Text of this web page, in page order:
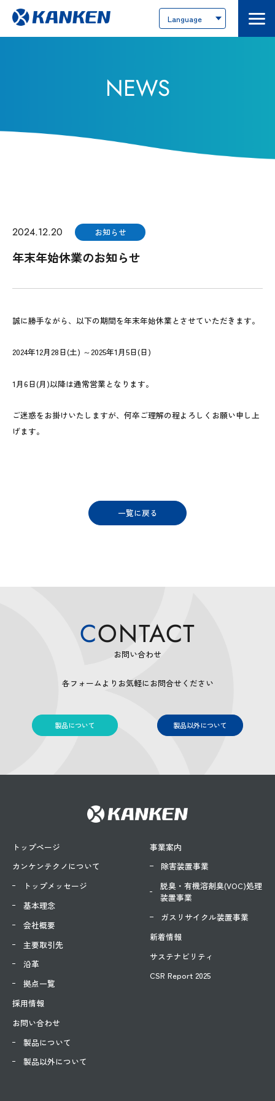
Language
カンケンテクノについて
会社概要
主要取引先
事業案内
除害装置事業
採用情報
製品以外について
Menu
NEWS
2024.12.20 お知らせ
年末年始休業のお知らせ
誠に勝手ながら、以下の期間を年末年始休業とさせていただきます。
2024年12月28日(土) ～2025年1月5日(日)
1月6日(月)以降は通常営業となります。
ご迷惑をお掛けいたしますが、何卒ご理解の程よろしくお願い申し上
げます。
一覧に戻る
CONTACT
お問い合わせ
各フォームよりお気軽にお問合せください
製品について 製品以外について
トップページ
カンケンテクノについて
トップメッセージ
基本理念
会社概要
主要取引先
沿革
拠点一覧
事業案内
除害装置事業
脱臭・有機溶剤臭(VOC)処理
装置事業
ガスリサイクル装置事業
新着情報
サステナビリティ
CSR Report 2025
採用情報
お問い合わせ
製品について
製品以外について